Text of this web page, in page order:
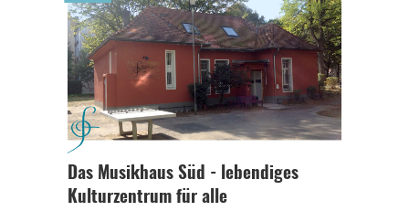
Das Musikhaus Süd - lebendiges
Kulturzentrum für alle